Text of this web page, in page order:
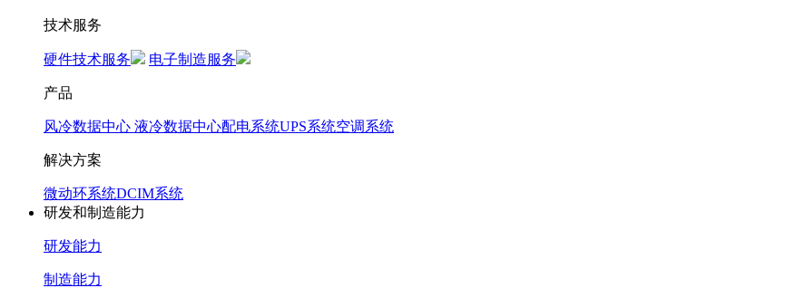
技术服务
硬件技术服务 电子制造服务
产品
风冷数据中心 液冷数据中心配电系统UPS系统空调系统
解决方案
微动环系统DCIM系统
研发和制造能力
研发能力
制造能力